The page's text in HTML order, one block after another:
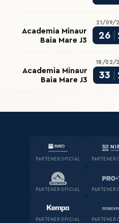
21/09/
Academia Minaur
Baia Mare J3
26
18/02/
Academia Minaur
Baia Mare J3
33
PARTENER OFICIAL PARTENER
PARTENER OFICIAL PARTENER
PARTENER OFICIAL PARTENER